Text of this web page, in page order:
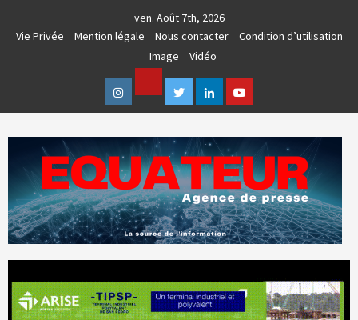
ven. Août 7th, 2026
Vie Privée
Mention légale Nous contacter
Condition d’utilisation
Image
Vidéo
Instagram
Facebook
TwitterLinkedinYoutube
EQUATEUR